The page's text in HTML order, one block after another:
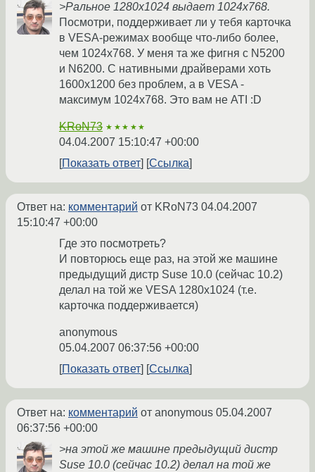
>Ральное 1280х1024 выдает 1024х768.
Посмотри, поддерживает ли у тебя карточка
в VESA-режимах вообще что-либо более,
чем 1024x768. У меня та же фигня с N5200
и N6200. С нативными драйверами хоть
1600x1200 без проблем, а в VESA -
максимум 1024x768. Это вам не ATI :D
KRoN73 ★★★★★
04.04.2007 15:10:47 +00:00
Показать ответ
Ссылка
Ответ на: комментарий от KRoN73 04.04.2007
15:10:47 +00:00
Где это посмотреть?
И повторюсь еще раз, на этой же машине
предыдущий дистр Suse 10.0 (сейчас 10.2)
делал на той же VESA 1280x1024 (т.е.
карточка поддерживается)
anonymous
05.04.2007 06:37:56 +00:00
Показать ответ
Ссылка
Ответ на: комментарий от anonymous 05.04.2007
06:37:56 +00:00
>на этой же машине предыдущий дистр
Suse 10.0 (сейчас 10.2) делал на той же